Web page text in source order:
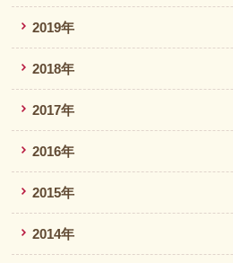
2019年
2018年
2017年
2016年
2015年
2014年